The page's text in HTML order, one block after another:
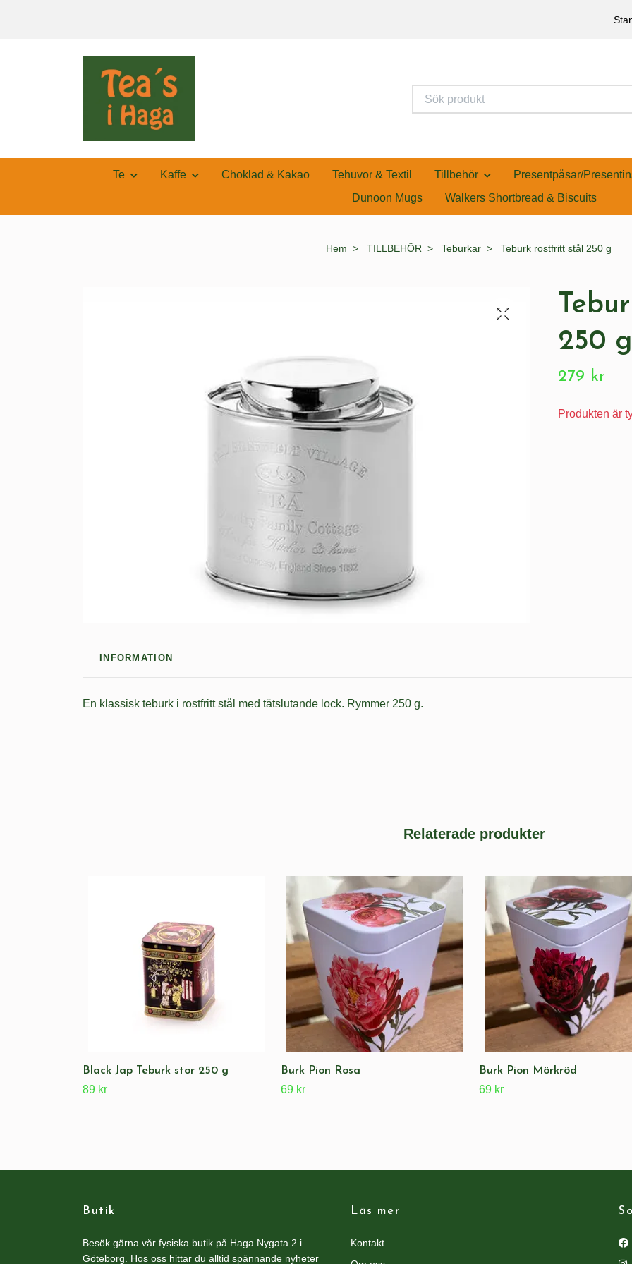
Te Kaffe Choklad & Kakao Tehuvor & Textil Tillbehör Presentpåsar/
Dunoon Mugs
Walkers Shortbread & Biscuits
Hem TILLBEHÖR Teburkar Teburk rostfritt stål 250 g
250 g
279 kr
Produkten är
INFORMATION
En klassisk teburk i rostfritt stål med tätslutande lock. Rymmer 250 g.
Black Jap Teburk stor 250 g
89 kr
Burk Pion Rosa
69 kr
Burk Pion Mörkröd
69 kr
Butik
Besök gärna vår fysiska butik på Haga Nygata 2 i
Göteborg. Hos oss hittar du alltid spännande nyheter
Läs mer
Kontakt